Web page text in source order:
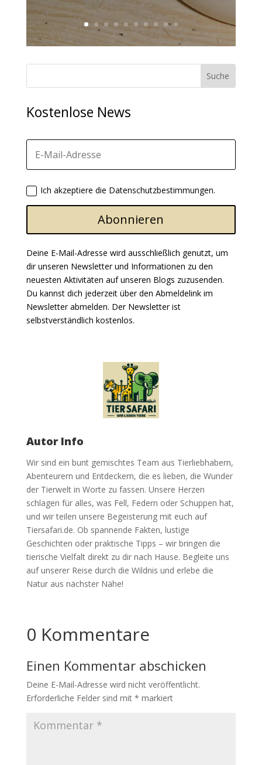
Kostenlose News
Ich akzeptiere die Datenschutzbestimmungen.
Abonnieren
Deine E-Mail-Adresse wird ausschließlich genutzt, um
dir unseren Newsletter und Informationen zu den
neuesten Aktivitäten auf unseren Blogs zuzusenden.
Du kannst dich jederzeit über den Abmeldelink im
Newsletter abmelden. Der Newsletter ist
selbstverständlich kostenlos.
Autor Info
Wir sind ein bunt gemischtes Team aus Tierliebhabern,
Abenteurern und Entdeckern, die es lieben, die Wunder
der Tierwelt in Worte zu fassen. Unsere Herzen
schlagen für alles, was Fell, Federn oder Schuppen hat,
und wir teilen unsere Begeisterung mit euch auf
Tiersafari.de. Ob spannende Fakten, lustige
Geschichten oder praktische Tipps – wir bringen die
tierische Vielfalt direkt zu dir nach Hause. Begleite uns
auf unserer Reise durch die Wildnis und erlebe die
Natur aus nächster Nähe!
0 Kommentare
Einen Kommentar abschicken
Deine E-Mail-Adresse wird nicht veröffentlicht.
Erforderliche Felder sind mit * markiert